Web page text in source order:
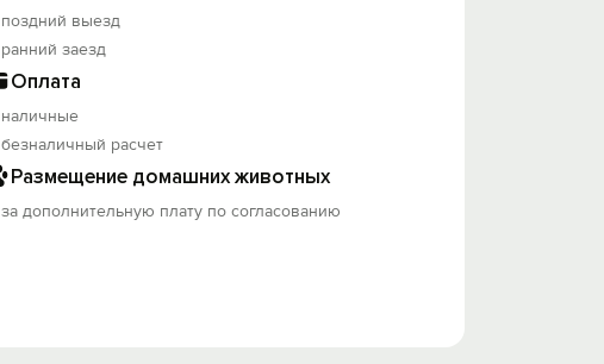
поздний выезд
ранний заезд
Оплата
наличные
безналичный расчет
Размещение домашних животных
за дополнительную плату по согласованию